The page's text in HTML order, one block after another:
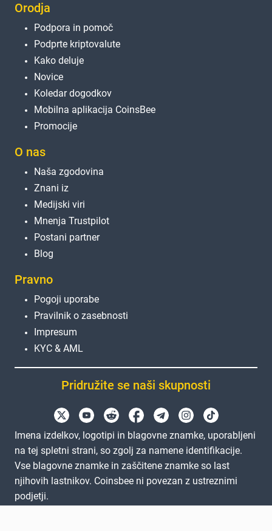
Orodja
Podpora in pomoč
Podprte kriptovalute
Kako deluje
Novice
Koledar dogodkov
Mobilna aplikacija CoinsBee
Promocije
O nas
Naša zgodovina
Znani iz
Medijski viri
Mnenja Trustpilot
Postani partner
Blog
Pravno
Pogoji uporabe
Pravilnik o zasebnosti
Impresum
KYC & AML
Pridružite se naši skupnosti
Imena izdelkov, logotipi in blagovne znamke, uporabljeni
na tej spletni strani, so zgolj za namene identifikacije.
Vse blagovne znamke in zaščitene znamke so last
njihovih lastnikov. Coinsbee ni povezan z ustreznimi
podjetji.